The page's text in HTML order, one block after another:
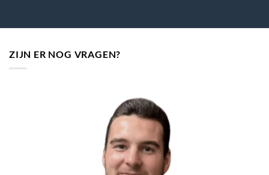
ZIJN ER NOG VRAGEN?